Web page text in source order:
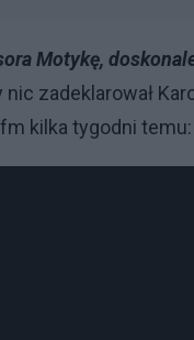
Motykę,
nic zadeklarował
kilka tygodni temu: